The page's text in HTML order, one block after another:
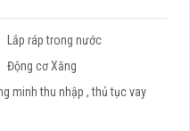
Lắp ráp trong nước
Động cơ Xăng
minh thu nhập , thủ tục vay